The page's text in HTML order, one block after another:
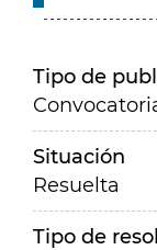
Tipo de
Situación
Resuelta
Tipo de